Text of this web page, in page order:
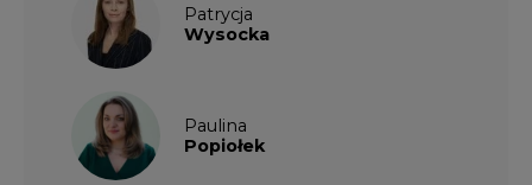
Patrycja
Wysocka
Paulina
Popiołek